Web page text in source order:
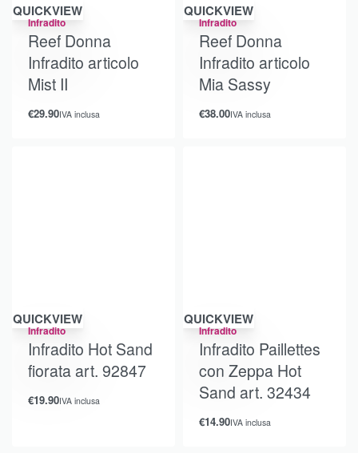
QUICKVIEW
Infradito
Reef Donna
Infradito articolo
Mist II
€29.90IVA inclusa
QUICKVIEW
Infradito
Reef Donna
Infradito articolo
Mia Sassy
€38.00IVA inclusa
QUICKVIEW
Infradito
Infradito Hot Sand
fiorata art. 92847
€19.90IVA inclusa
QUICKVIEW
Infradito
Infradito Paillettes
con Zeppa Hot
Sand art. 32434
€14.90IVA inclusa